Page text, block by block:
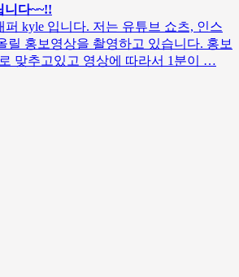
니다~~!!
kyle 입니다. 저는 유튜브 쇼츠, 인스
릴 홍보영상을 촬영하고 있습니다. 홍보
맞추고있고 영상에 따라서 1분이 …